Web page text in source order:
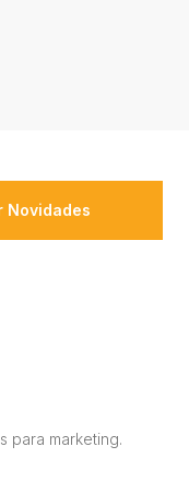
para marketing.